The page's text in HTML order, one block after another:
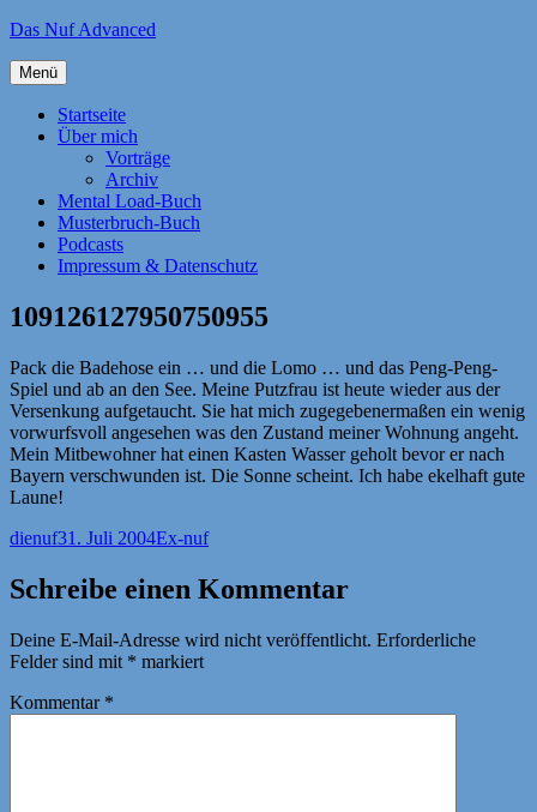
Zum
springen
Das Nuf Advanced
Menü
Startseite
Über mich
Vorträge
Archiv
Mental Load-Buch
Musterbruch-Buch
Podcasts
Impressum & Datenschutz
109126127950750955
Pack die Badehose ein … und die Lomo … und das Peng-Peng-
Spiel und ab an den See. Meine Putzfrau ist heute wieder aus der
Versenkung aufgetaucht. Sie hat mich zugegebenermaßen ein wenig
vorwurfsvoll angesehen was den Zustand meiner Wohnung angeht.
Mein Mitbewohner hat einen Kasten Wasser geholt bevor er nach
Bayern verschwunden ist. Die Sonne scheint. Ich habe ekelhaft gute
Laune!
Autor
dienufVeröffentlicht
31. Juli 2004Kategorien
Ex-nuf
Schreibe einen Kommentar
Deine E-Mail-Adresse wird nicht veröffentlicht. Erforderliche
Felder sind mit * markiert
Kommentar *